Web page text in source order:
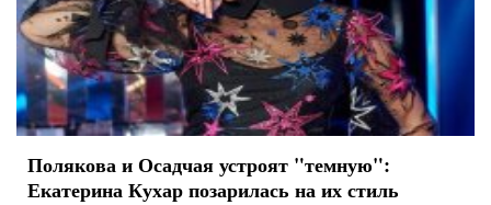
Полякова и Осадчая устроят "темную":
Екатерина Кухар позарилась на их стиль